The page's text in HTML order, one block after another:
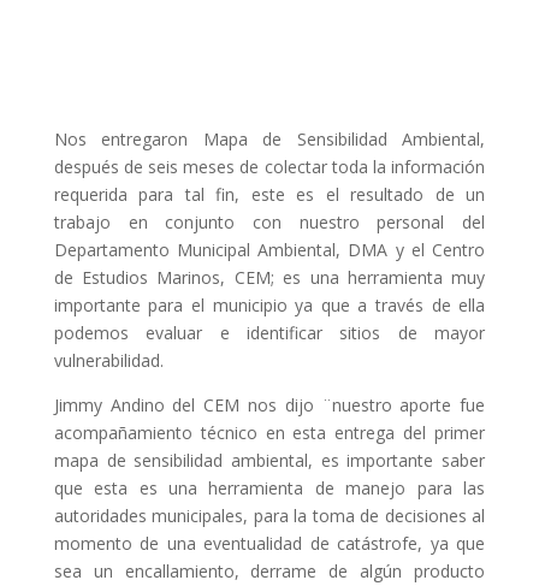
Nos entregaron Mapa de Sensibilidad Ambiental,
después de seis meses de colectar toda la información
requerida para tal fin, este es el resultado de un
trabajo en conjunto con nuestro personal del
Departamento Municipal Ambiental, DMA y el Centro
de Estudios Marinos, CEM; es una herramienta muy
importante para el municipio ya que a través de ella
podemos evaluar e identificar sitios de mayor
vulnerabilidad.
Jimmy Andino del CEM nos dijo ¨nuestro aporte fue
acompañamiento técnico en esta entrega del primer
mapa de sensibilidad ambiental, es importante saber
que esta es una herramienta de manejo para las
autoridades municipales, para la toma de decisiones al
momento de una eventualidad de catástrofe, ya que
sea un encallamiento, derrame de algún producto